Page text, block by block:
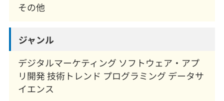
その他
ジャンル
デジタルマーケティング ソフトウェア・アプ
リ開発 技術トレンド プログラミング データサ
イエンス